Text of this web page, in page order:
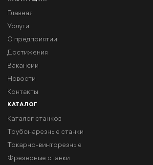
Главная
Услуги
О предприятии
Достижения
Вакансии
Новости
Контакты
КАТАЛОГ
Каталог станков
Трубонарезные станки
Токарно-винторезные
Фрезерные станки